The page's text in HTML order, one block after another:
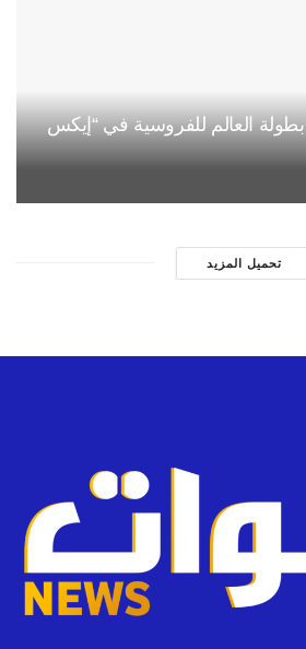
العالم للفروسية في “إيكس
تحميل المزيد